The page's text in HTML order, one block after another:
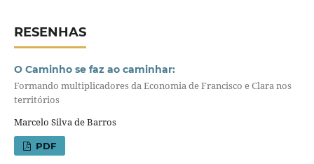
RESENHAS
O Caminho se faz ao caminhar:
Formando multiplicadores da Economia de Francisco e Clara nos
territórios
Marcelo Silva de Barros
PDF